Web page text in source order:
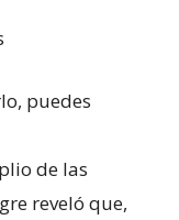
puedes
de las
reveló que,